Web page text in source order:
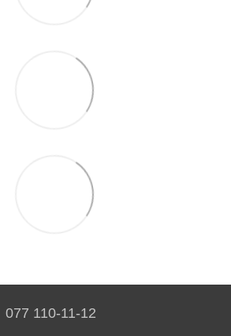
077 110-11-12